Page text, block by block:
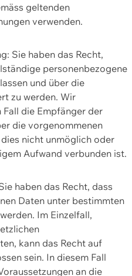
geltenden
verwenden.
Sie haben das Recht,
personenbezogene
und über die
zu werden. Wir
die Empfänger der
die vorgenommenen
nicht unmöglich oder
Aufwand verbunden ist.
haben das Recht, dass
Daten unter bestimmten
Im Einzelfall,
kann das Recht auf
sein. In diesem Fall
an die